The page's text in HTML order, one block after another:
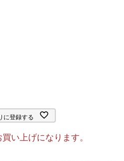
い上げになります。
に登録する